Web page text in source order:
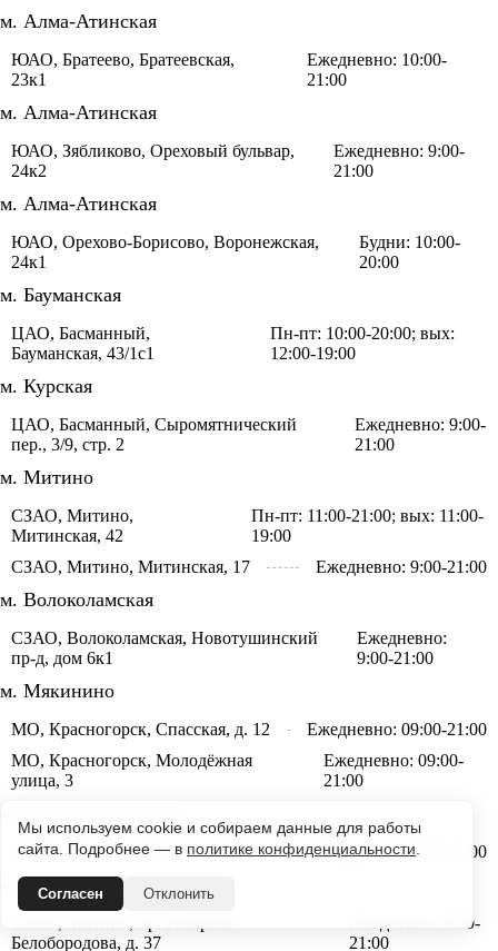
м. Алма-Атинская
ЮАО, Братеево, Братеевская,
23к1
Ежедневно: 10:00-
21:00
м. Алма-Атинская
ЮАО, Зябликово, Ореховый бульвар,
24к2
Ежедневно: 9:00-
21:00
м. Алма-Атинская
ЮАО, Орехово-Борисово, Воронежская,
24к1
Будни: 10:00-
20:00
м. Бауманская
ЦАО, Басманный,
Бауманская, 43/1с1
Пн-пт: 10:00-20:00; вых:
12:00-19:00
м. Курская
ЦАО, Басманный, Сыромятнический
пер., 3/9, стр. 2
Ежедневно: 9:00-
21:00
м. Митино
СЗАО, Митино,
Митинская, 42
Пн-пт: 11:00-21:00; вых: 11:00-
19:00
СЗАО, Митино, Митинская, 17
Ежедневно: 9:00-21:00
м. Волоколамская
СЗАО, Волоколамская, Новотушинский
пр-д, дом 6к1
Ежедневно:
9:00-21:00
м. Мякинино
МО, Красногорск, Спасская, д. 12
Ежедневно: 09:00-21:00
МО, Красногорск, Молодёжная
улица, 3
Ежедневно: 09:00-
21:00
СЗАО, Митино, Митинская, 55 Ежедневно: 9:00-21:00
м. Волоколамская
Белобородова, д. 37
Ежедневно: 9:00-
21:00
Мы используем cookie и собираем данные для работы
сайта. Подробнее — в политике конфиденциальности
Согласен Отклонить